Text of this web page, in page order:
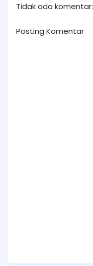
Tidak ada komentar:
Posting Komentar